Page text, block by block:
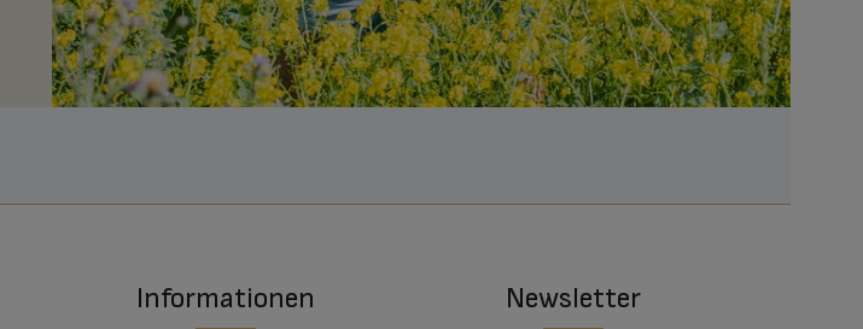
Newsletter
Informationen